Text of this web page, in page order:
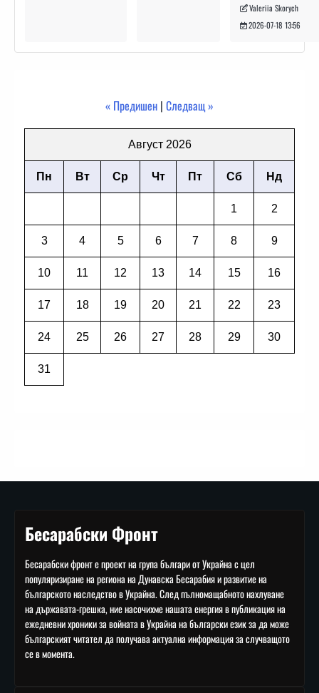
Valeriia Skorych
2026-07-18 13:56
« Предишен | Следващ »
Август 2026
Пн Вт Ср Чт Пт Сб Нд
1 2
3 4 5 6 7 8 9
10 11 12 13 14 15 16
17 18 19 20 21 22 23
24 25 26 27 28 29 30
31
Бесарабски Фронт
Бесарабски фронт е проект на група българи от Украйна с цел
популяризиране на региона на Дунавска Бесарабия и развитие на
българското наследство в Украйна. След пълномащабното нахлуване
на държавата-грешка, ние насочихме нашата енергия в публикация на
ежедневни хроники за войната в Украйна на български език за да може
българският читател да получава актуална информация за случващото
се в момента.